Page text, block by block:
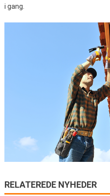
i gang.
RELATEREDE NYHEDER